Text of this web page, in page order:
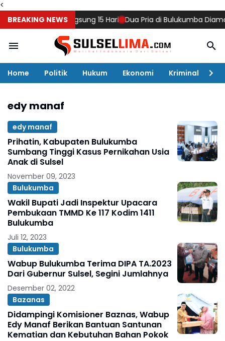
<
BREAKING NEWS
Diklat Berlangsung 15 Hari Dua Pria di Bulukumba
Home Politik Hukum Ekonomi Kriminal
edy manaf
edy manaf
Prihatin, Kabupaten Bulukumba
Sumbang Tinggi Kasus Pernikahan Usia
Anak di Sulsel
November 09, 2023
Bulukumba
Wakil Bupati Jadi Inspektur Upacara
Pembukaan TMMD Ke 117 Kodim 1411
Bulukumba
Juli 12, 2023
Bulukumba
Wabup Bulukumba Terima DIPA TA.2023
Dari Gubernur Sulsel, Segini Jumlahnya
Desember 02, 2022
Bazanas
Didampingi Komisioner Baznas, Wabup
Edy Manaf Berikan Bantuan Santunan
Kematian dan Kebutuhan Bahan Pokok